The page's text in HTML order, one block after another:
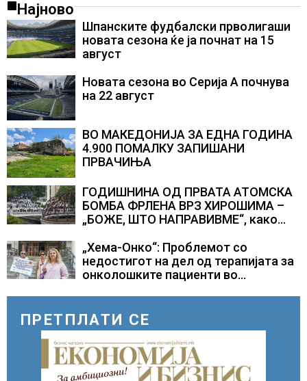
Најново
Шпанските фудбалски прволигаши
новата сезона ќе ја почнат на 15
август
Новата сезона во Серија А почнува
на 22 август
ВО МАКЕДОНИЈА ЗА ЕДНА ГОДИНА
4.900 ПОМАЛКУ ЗАПИШАНИ
ПРВАЧИЊА
ГОДИШНИНА ОД ПРВАТА АТОМСКА
БОМБА ФРЛЕНА ВРЗ ХИРОШИМА –
„БОЖЕ, ШТО НАПРАВИВМЕ“, како
Геј“ и учесниците во
бомбардирањето го доживуваа овој
настан што го промени текот на
„Хема-Онко“: Проблемот со
недостигот на дел од терапијата за
онколошките пациенти во
ПРЕТПЛАТИ СЕ